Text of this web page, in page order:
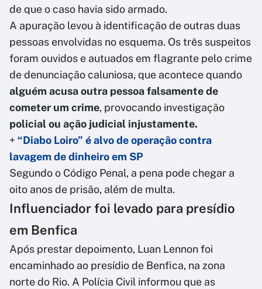
de que o caso havia sido armado.
A apuração levou à identificação de outras duas
pessoas envolvidas no esquema. Os três suspeitos
foram ouvidos e autuados em flagrante pelo crime
de denunciação caluniosa, que acontece quando
alguém acusa outra pessoa falsamente de
cometer um crime, provocando investigação
policial ou ação judicial injustamente.
+ “Diabo Loiro” é alvo de operação contra
lavagem de dinheiro em SP
Segundo o Código Penal, a pena pode chegar a
oito anos de prisão, além de multa.
Influenciador foi levado para presídio
em Benfica
Após prestar depoimento, Luan Lennon foi
encaminhado ao presídio de Benfica, na zona
norte do Rio. A Polícia Civil informou que as